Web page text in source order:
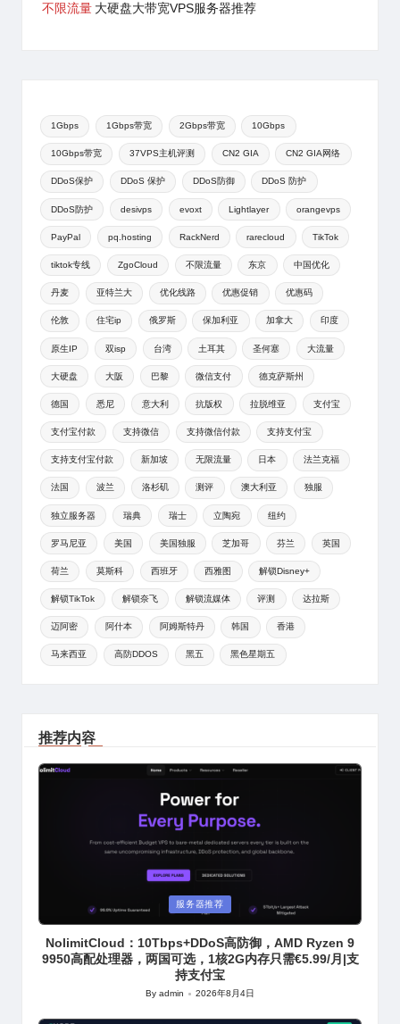
不限流量 大硬盘大带宽VPS服务器推荐
1Gbps 1Gbps带宽 2Gbps带宽 10Gbps
10Gbps带宽 37VPS主机评测 CN2 GIA CN2 GIA网络
DDoS保护 DDoS 保护 DDoS防御 DDoS 防护
DDoS防护 desivps evoxt Lightlayer orangevps
PayPal pq.hosting RackNerd rarecloud TikTok
tiktok专线 ZgoCloud 不限流量 东京 中国优化
丹麦 亚特兰大 优化线路 优惠促销 优惠码
伦敦 住宅ip 俄罗斯 保加利亚 加拿大 印度
原生IP 双isp 台湾 土耳其 圣何塞 大流量
大硬盘 大阪 巴黎 微信支付 德克萨斯州
德国 悉尼 意大利 抗版权 拉脱维亚 支付宝
支付宝付款 支持微信 支持微信付款 支持支付宝
支持支付宝付款 新加坡 无限流量 日本 法兰克福
法国 波兰 洛杉矶 测评 澳大利亚 独服
独立服务器 瑞典 瑞士 立陶宛 纽约
罗马尼亚 美国 美国独服 芝加哥 芬兰 英国
荷兰 莫斯科 西班牙 西雅图 解锁Disney+
解锁TikTok 解锁奈飞 解锁流媒体 评测 达拉斯
迈阿密 阿什本 阿姆斯特丹 韩国 香港
马来西亚 高防DDOS 黑五 黑色星期五
推荐内容
Posted
in
服务器推荐
NolimitCloud：10Tbps+DDoS高防御，AMD Ryzen 9
9950高配处理器，两国可选，1核2G内存只需€5.99/月|支
持支付宝
Posted
Byadmin 2026年8月4日